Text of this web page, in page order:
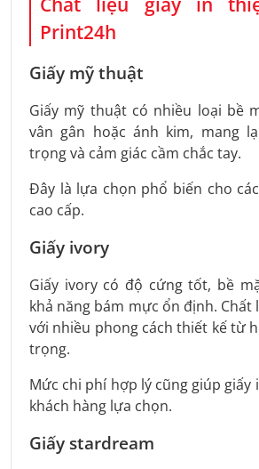
Print24h
Giấy mỹ thuật
Giấy mỹ thuật có nhiều loại bề
vân gân hoặc ánh kim, mang
trọng và cảm giác cầm chắc tay.
Đây là lựa chọn phổ biến cho
cao cấp.
Giấy ivory
Giấy ivory có độ cứng tốt, bề
khả năng bám mực ổn định. Chất
với nhiều phong cách thiết kế từ
trọng.
Mức chi phí hợp lý cũng giúp giấy
khách hàng lựa chọn.
Giấy stardream